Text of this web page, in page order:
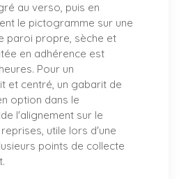
au verso, puis en
le pictogramme sur une
paroi propre, sèche et
en adhérence est
Pour un
et centré, un gabarit de
option dans le
l'alignement sur le
utile lors d'une
points de collecte